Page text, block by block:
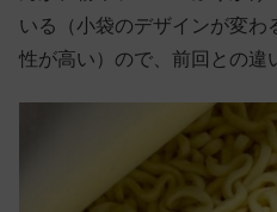
いる（小袋のデザインが変
性が高い）ので、前回との違